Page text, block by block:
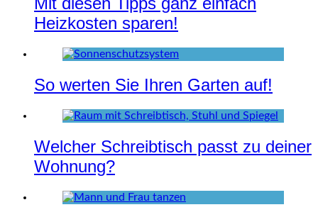
Heizkosten sparen!
So werten Sie Ihren Garten auf!
Welcher Schreibtisch passt zu deiner
Wohnung?